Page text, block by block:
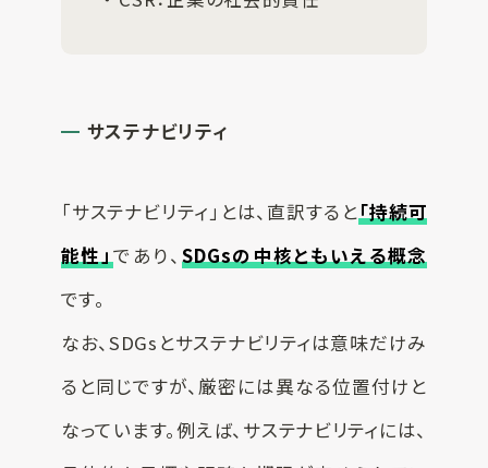
サステナビリティ
「サステナビリティ」とは、直訳すると「持続可
能性」 であり、 SDGsの中核ともいえる概念
です。
なお、SDGsとサステナビリティは意味だけみ
ると同じですが、厳密には異なる位置付けと
なっています。例えば、サステナビリティには、